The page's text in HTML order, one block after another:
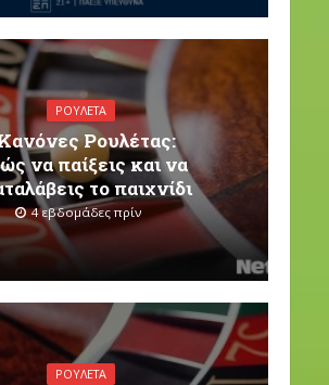
ΡΟΥΛΈΤΑ
Ρουλέτας:
να παίξεις και να
το παιχνίδι
4 εβδομάδες πρίν
ΡΟΥΛΈΤΑ